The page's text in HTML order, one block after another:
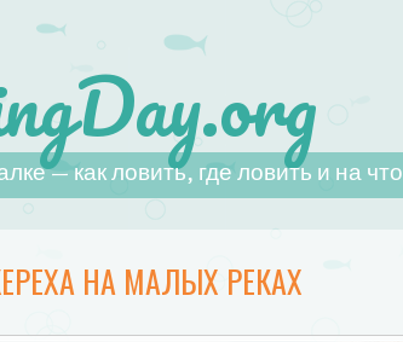
— как ловить, где ловить и на что
НА МАЛЫХ РЕКАХ